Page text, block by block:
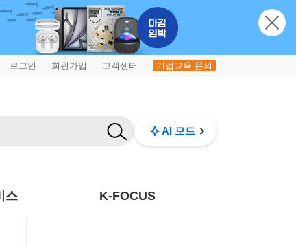
로그인 회원가입 고객센터 기업교육 문의
AI 모드
스 K-FOCUS